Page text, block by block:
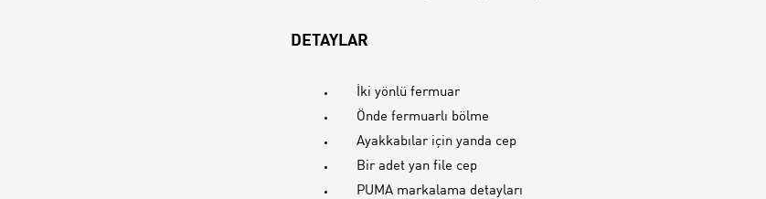
DETAYLAR
İki yönlü fermuar
Önde fermuarlı bölme
Ayakkabılar için yanda cep
Bir adet yan file cep
PUMA markalama detayları